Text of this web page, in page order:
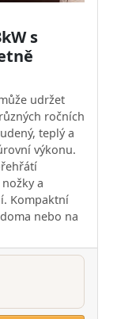
s
udržet
ročních
teplý a
výkonu.
a
Kompaktní
nebo na